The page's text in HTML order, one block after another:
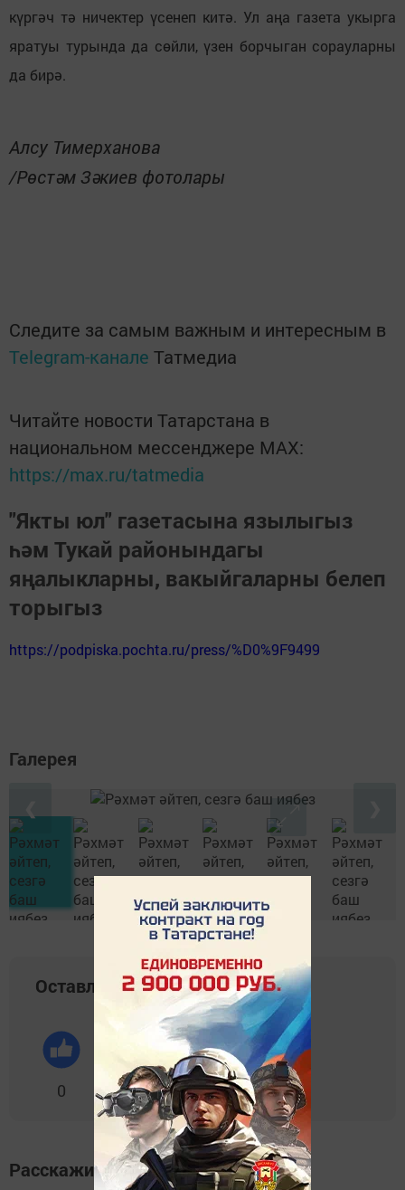
күргәч тә ничектер үсенеп китә. Ул аңа газета укырга
яратуы турында да сөйли, үзен борчыган сорауларны
да бирә.
Алсу Тимерханова
/Рөстәм Зәкиев фотолары
Следите за самым важным и интересным в
Telegram-канале Татмедиа
Читайте новости Татарстана в
национальном мессенджере MАХ:
https://max.ru/tatmedia
"Якты юл" газетасына язылыгыз
һәм Тукай районындагы
яңалыкларны, вакыйгаларны белеп
торыгыз
https://podpiska.pochta.ru/press/%D0%9F9499
Галерея
Оставляйте реакции
0 0 0 0 0
Расскажите друзьям